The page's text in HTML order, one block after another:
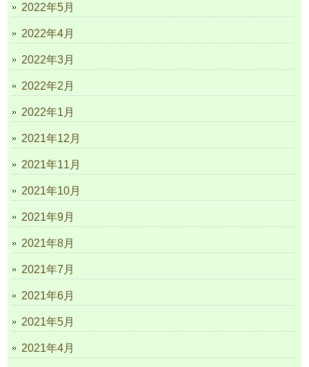
2022年5月
2022年4月
2022年3月
2022年2月
2022年1月
2021年12月
2021年11月
2021年10月
2021年9月
2021年8月
2021年7月
2021年6月
2021年5月
2021年4月